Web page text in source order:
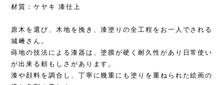
材質：ケヤキ 漆仕上
原木を選び、木地を挽き、漆塗りの全工程をお一人でされる
城﨑さん。
蒔地の技法による漆器は、塗膜が硬く耐久性があり日常使い
が出来る頼もしさがあります。
漆や顔料を調合し、丁寧に幾重にも塗りを重ねられた絵画の